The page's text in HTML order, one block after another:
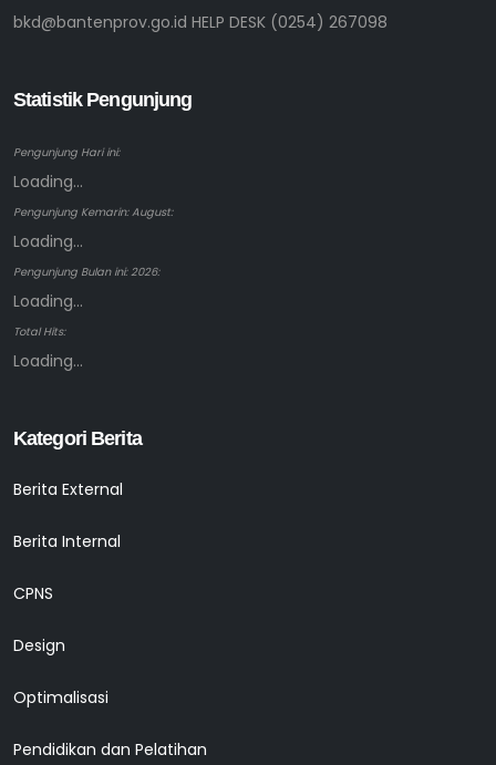
bkd@bantenprov.go.id HELP DESK (0254) 267098
Statistik Pengunjung
Pengunjung Hari ini:
Loading...
Pengunjung Kemarin: August:
Loading...
Pengunjung Bulan ini: 2026:
Loading...
Total Hits:
Loading...
Kategori Berita
Berita External
Berita Internal
CPNS
Design
Optimalisasi
Pendidikan dan Pelatihan